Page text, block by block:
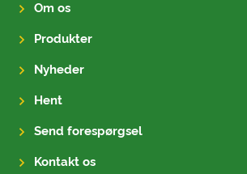
Om os
Produkter
Nyheder
Hent
Send forespørgsel
Kontakt os